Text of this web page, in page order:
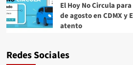
El Hoy No Circula
de agosto en CDMX y
atento
Redes Sociales